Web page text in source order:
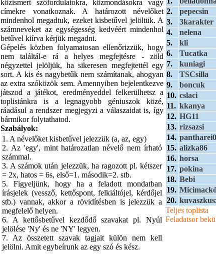
közismert szófordulatokra, közmondásokra vagy
címekre vonatkoznak. A határozott névelőket
mindenhol megadtuk, ezeket kisbetűvel jelöltük. A
számneveket az egységesség kedvéért mindenhol
betűvel kiírva kérjük megadni.
Gépelés közben folyamatosan ellenőrizzük, hogy
nem találtál-e rá a helyes megfejtésre - zöld
négyzettel jelöljük, ha sikeresen megfejtettél egy
sort. A kis és nagybetűk nem számítanak, ahogyan
az extra szóközök sem. Amennyiben bejelentkezve
játszod a játékot, eredményeddel felkerülhetsz a
toplistánkra is a legnagyobb géniuszok közé,
ráadásul a rendszer megjegyzi a válaszaidat is, így
bármikor folytathatod.
Szabályok:
1. A névelőket kisbetűvel jelezzük (a, az, egy)
2. Az 'egy', mint határozatlan névelő nem írható
számmal.
3. A számok után jelezzük, ha ragozott pl. kétszer
= 2x, hatos = 6s, első=1. második=2. stb.
5. Figyeljünk, hogy ha a feladott mondatban
írásjelek (vessző, kettőspont, felkiáltójel, kérdőjel
stb.) vannak, akkor a rövidítésben is jelezzük a
megfelelő helyen.
6. A kettősbetűvel kezdődő szavakat pl. Nyúl
jelölése 'Ny' és ne 'NY' legyen.
7. Az összetett szavak tagjait külön nem kell
jelölni. Amit egybeírunk az egy szó és kész.
2.
pepecsin
3.
3karakter
4.
nelena
5.
kli
6.
Tucatka
7.
kuniagi
8.
TSCsilla
9.
boncuk
10. cslaci
11. kkanya
12. HG11
13. rizsazsi
14.
15. alizka86
16. horsa
17. pokina
18. Bebi
19.
20.
Teljes toplista
Feladatsor